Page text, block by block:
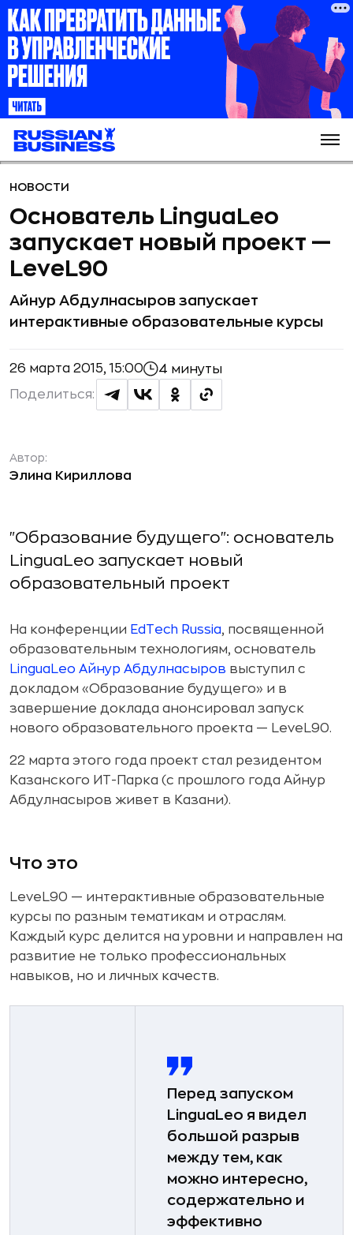
НОВОСТИ
Основатель LinguaLeo
запускает новый проект —
LeveL90
Айнур Абдулнасыров запускает
интерактивные образовательные курсы
26 марта 2015, 15:00 4 минуты
Поделиться:
Автор:
Элина Кириллова
"Образование будущего": основатель
LinguaLeo запускает новый
образовательный проект
На конференции EdTech Russia, посвященной
образовательным технологиям, основатель
LinguaLeo Айнур Абдулнасыров выступил с
докладом «Образование будущего» и в
завершение доклада анонсировал запуск
нового образовательного проекта — LeveL90.
22 марта этого года проект стал резидентом
Казанского ИТ-Парка (с прошлого года Айнур
Абдулнасыров живет в Казани).
Что это
LeveL90 — интерактивные образовательные
курсы по разным тематикам и отраслям.
Каждый курс делится на уровни и направлен на
развитие не только профессиональных
навыков, но и личных качеств.
Перед запуском
LinguaLeo я видел
большой разрыв
между тем, как
можно интересно,
содержательно и
эффективно